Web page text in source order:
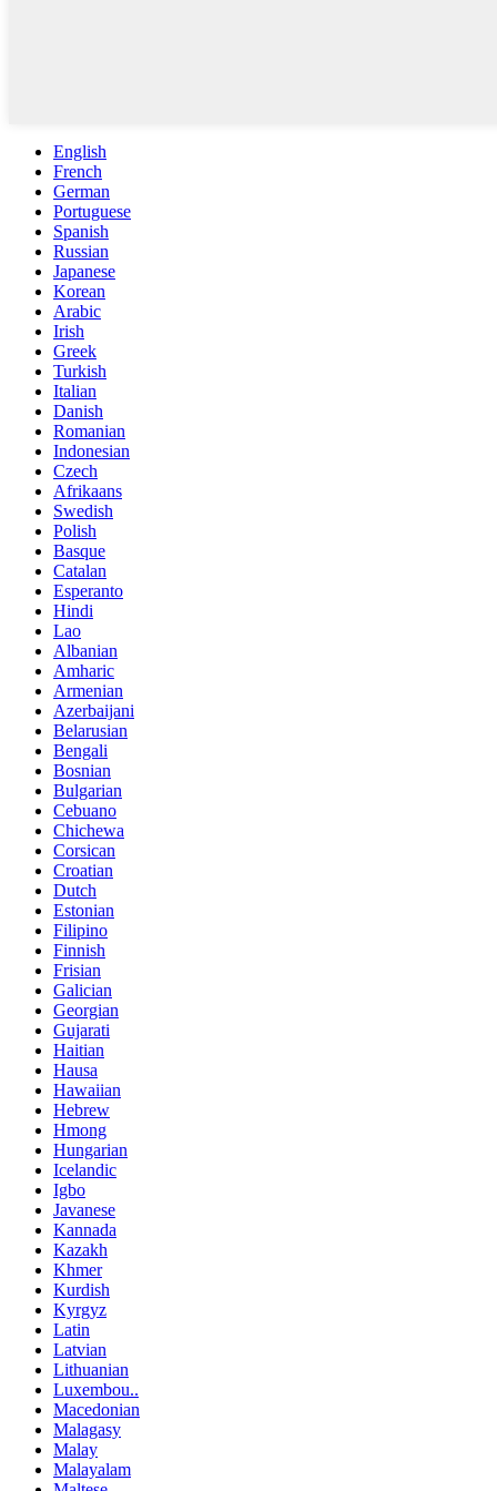
English
French
German
Portuguese
Spanish
Russian
Japanese
Korean
Arabic
Irish
Greek
Turkish
Italian
Danish
Romanian
Indonesian
Czech
Afrikaans
Swedish
Polish
Basque
Catalan
Esperanto
Hindi
Lao
Albanian
Amharic
Armenian
Azerbaijani
Belarusian
Bengali
Bosnian
Bulgarian
Cebuano
Chichewa
Corsican
Croatian
Dutch
Estonian
Filipino
Finnish
Frisian
Galician
Georgian
Gujarati
Haitian
Hausa
Hawaiian
Hebrew
Hmong
Hungarian
Icelandic
Igbo
Javanese
Kannada
Kazakh
Khmer
Kurdish
Kyrgyz
Latin
Latvian
Lithuanian
Luxembou..
Macedonian
Malagasy
Malay
Malayalam